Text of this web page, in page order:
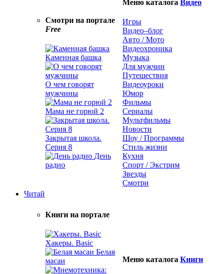
Смотри на портале
Free
Каменная башка
О чем говорят
мужчины
Мама не горюй 2
Закрытая школа.
Серия 8
День
радио
Меню каталога Видео
Игры
Видео–блог
Авто / Мото
Видеохроника
Музыка
Для мужчин
Путешествия
Видеоуроки
Юмор
Фильмы
Сериалы
Мультфильмы
Новости
Шоу / Программы
Стиль жизни
Кухня
Спорт / Экстрим
Звезды
Смотри
Читай
Книги на портале
Хакеры. Basic
Белая
масаи
Меню каталога Книги